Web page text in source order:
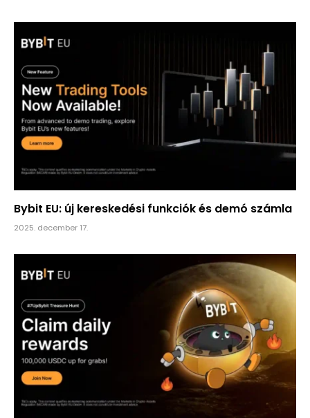
Bybit EU: új kereskedési funkciók és demó számla
2025. december 17.